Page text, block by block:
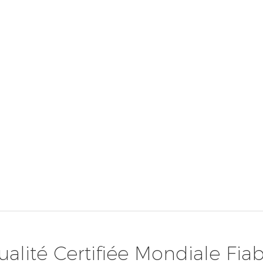
Certifiée Mondiale